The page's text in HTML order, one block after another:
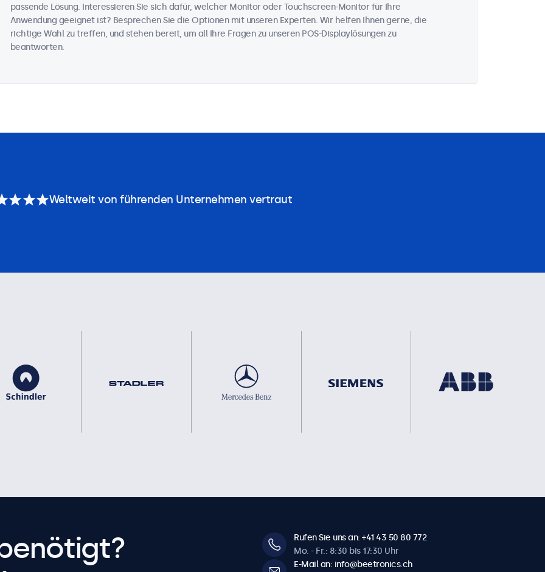
passende Lösung. Interessieren Sie sich dafür, welcher Monitor oder Touchscreen-Monitor für Ihre
Anwendung geeignet ist? Besprechen Sie die Optionen mit unseren Experten. Wir helfen Ihnen gerne, die
richtige Wahl zu treffen, und stehen bereit, um all Ihre Fragen zu unseren POS-Displaylösungen zu
beantworten.
Weltweit von führenden Unternehmen vertraut
Rufen Sie uns an: +41 43 50 80 772
Mo. - Fr.: 8:30 bis 17:30 Uhr
E-Mail an: info@beetronics.ch